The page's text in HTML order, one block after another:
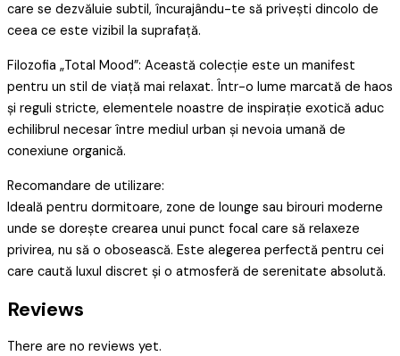
care se dezvăluie subtil, încurajându-te să privești dincolo de
ceea ce este vizibil la suprafață.
Filozofia „Total Mood”: Această colecție este un manifest
pentru un stil de viață mai relaxat. Într-o lume marcată de haos
și reguli stricte, elementele noastre de inspirație exotică aduc
echilibrul necesar între mediul urban și nevoia umană de
conexiune organică.
Recomandare de utilizare:
Ideală pentru dormitoare, zone de lounge sau birouri moderne
unde se dorește crearea unui punct focal care să relaxeze
privirea, nu să o obosească. Este alegerea perfectă pentru cei
care caută luxul discret și o atmosferă de serenitate absolută.
Reviews
There are no reviews yet.